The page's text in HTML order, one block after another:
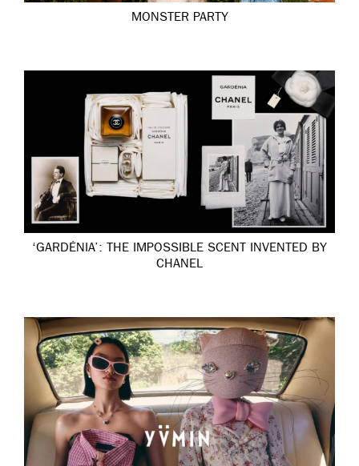
MONSTER PARTY
‘GARDÉNIA’: THE IMPOSSIBLE SCENT INVENTED BY
CHANEL